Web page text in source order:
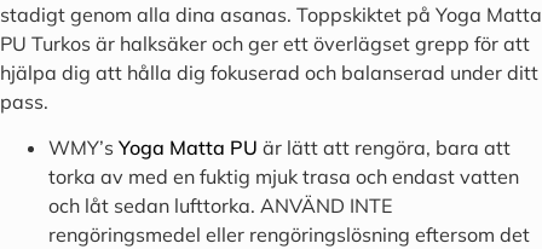
stadigt genom alla dina asanas. Toppskiktet på Yoga Matta
PU Turkos är halksäker och ger ett överlägset grepp för att
hjälpa dig att hålla dig fokuserad och balanserad under ditt
pass.
WMY’s Yoga Matta PU är lätt att rengöra, bara att
torka av med en fuktig mjuk trasa och endast vatten
och låt sedan lufttorka. ANVÄND INTE
rengöringsmedel eller rengöringslösning eftersom det